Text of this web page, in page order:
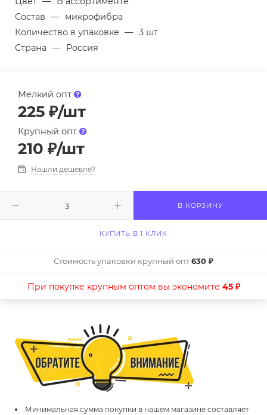
Состав — микрофибра
Количество в упаковке — 3 шт
Страна — Россия
Мелкий опт
225 ₽/шт
Крупный опт
210 ₽/шт
Нашли дешевле?
В КОРЗИНУ
КУПИТЬ В 1 КЛИК
Стоимость упаковки крупный опт630 ₽
При покупке крупным оптом вы экономите 45 ₽
Минимальная сумма покупки в нашем магазине составляет